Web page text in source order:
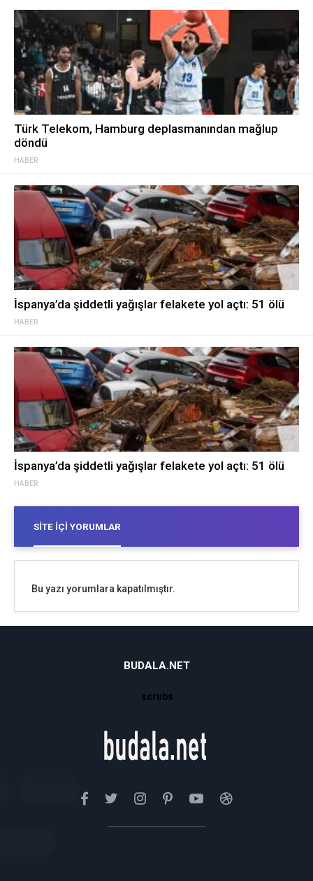
HABER
Türk Telekom, Hamburg deplasmanından mağlup
döndü
HABER
İspanya’da şiddetli yağışlar felakete yol açtı: 51 ölü
HABER
İspanya’da şiddetli yağışlar felakete yol açtı: 51 ölü
SITE İÇI YORUMLAR
Bu yazı yorumlara kapatılmıştır.
BUDALA.NET
scrubs